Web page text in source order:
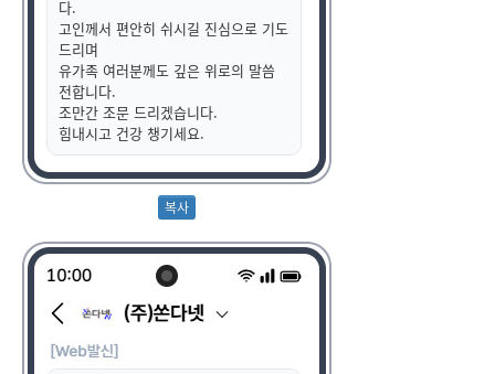
다.
고인께서 편안히 쉬시길 진심으로 기도
드리며
유가족 여러분께도 깊은 위로의 말씀
전합니다.
조만간 조문 드리겠습니다.
힘내시고 건강 챙기세요.